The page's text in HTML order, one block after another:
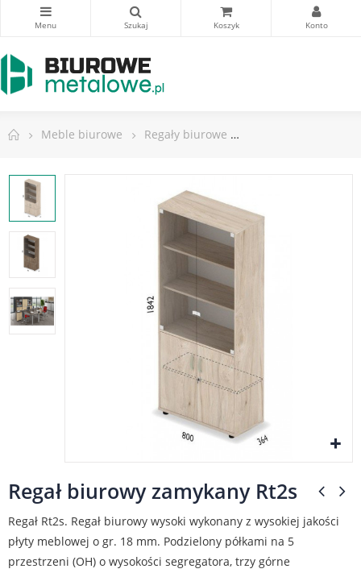
Meble biurowe Regały biurowe
Regał biurowy zamykany Rt2s
Regał Rt2s. Regał biurowy wysoki wykonany z wysokiej jakości
płyty meblowej o gr. 18 mm. Podzielony półkami na 5
przestrzeni (OH) o wysokości segregatora, trzy górne